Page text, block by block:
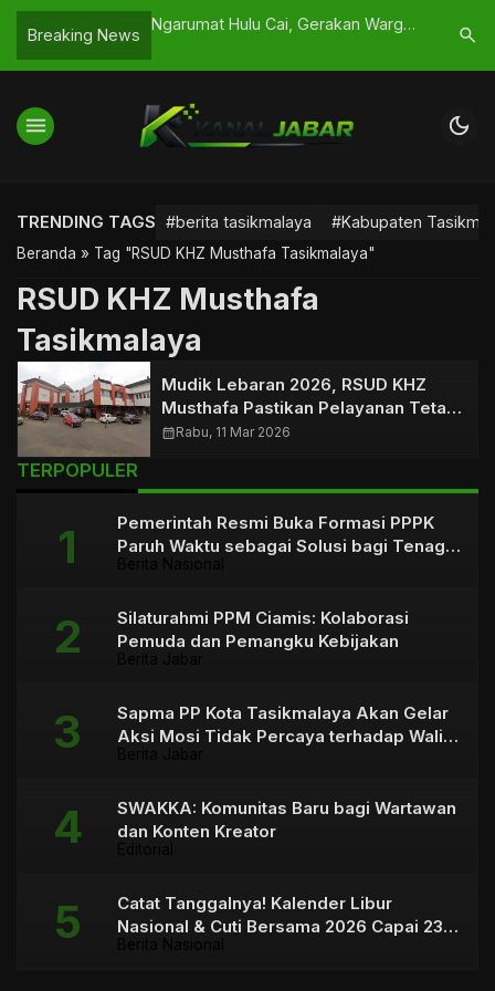
Breaking News
Kota Tasikmalaya
Ngarumat Hulu Cai, Gerakan Warga
search
menu dark_mode
TRENDING TAGS #berita tasikmalaya #Kabupaten
Beranda » Tag "RSUD KHZ Musthafa Tasikmalaya"
RSUD KHZ Musthafa
Tasikmalaya
Mudik Lebaran 2026, RSUD KHZ
Musthafa Pastikan Pelayanan Tetap
Optimal
calendar_monthRabu, 11 Mar 2026
TERPOPULER
Pemerintah Resmi Buka Formasi PPPK
Paruh Waktu sebagai Solusi bagi Tenaga
Silaturahmi PPM Ciamis: Kolaborasi
Pemuda dan Pemangku Kebijakan
Sapma PP Kota Tasikmalaya Akan Gelar
Aksi Mosi Tidak Percaya terhadap Wali
SWAKKA: Komunitas Baru bagi Wartawan
dan Konten Kreator
Catat Tanggalnya! Kalender Libur
Nasional & Cuti Bersama 2026 Capai 23